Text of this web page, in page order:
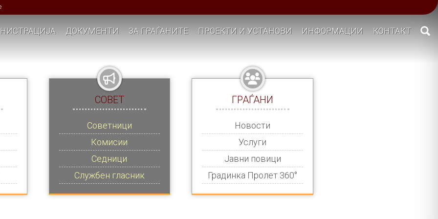
ДОКУМЕНТИ ЗА ГРАЃАНИТЕ ПРОЕКТИ И УСТАНОВИ ИНФОРМАЦИИ КОНТАКТ
СОВЕТ
Советници
Комисии
Седници
Службен гласник
ГРАЃАНИ
Новости
Услуги
Јавни повици
Градинка Пролет 360°